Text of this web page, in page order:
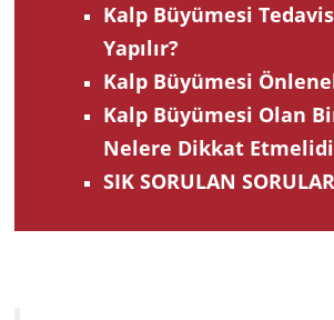
Kalp Büyümesi
Yapılır?
Kalp Büyümesi
Kalp Büyümesi Olan
Nelere Dikkat
SIK SORULAN SORULAR